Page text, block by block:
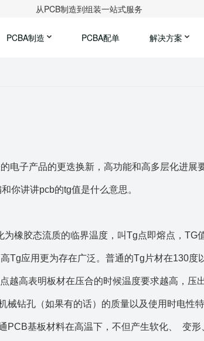
从PCB制造到组装一站式服务
PCBA制造 PCBA配单 解决方案
电子产品的更迭换新，高功能和高多层化进展
你讲讲pcb的tg值是什么意思。
橡胶态流质的临界温度，叫Tg点即熔点，TG
Tg应用更为存在广泛。普通的Tg片材在130度
越高表明板材在压合的时候温度要求越高，压
钻孔（如果有的话）的质量以及使用时电性
PCB基板材料在高温下，不但产生软化、 变形